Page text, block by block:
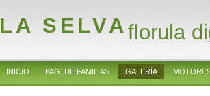
LA SELVAflorula
INICIO PAG. DE FAMILIAS GALERÍA